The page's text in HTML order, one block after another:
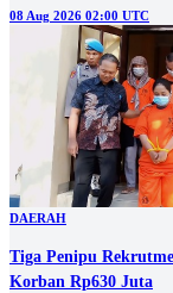
08 Aug 2026 02:00 UTC
DAERAH
Tiga Penipu
Korban Rp630 Juta